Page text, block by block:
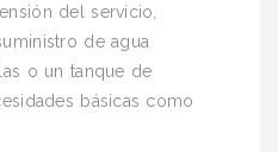
del servicio,
de agua
o un tanque de
básicas como